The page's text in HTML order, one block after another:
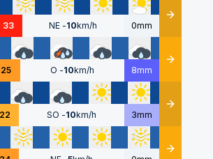
33 NE -10km/h 0mm Détails
25 O -10km/h 8mm Détails
22 SO -10km/h 3mm Détails
Détails